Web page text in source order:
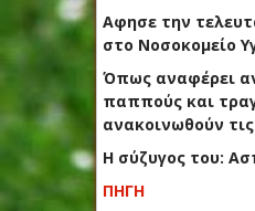
Αφησε την
στο Νοσοκομείο
Όπως αναφέρει
παππούς και
ανακοινωθούν
Η σύζυγος του:
ΠΗΓΗ